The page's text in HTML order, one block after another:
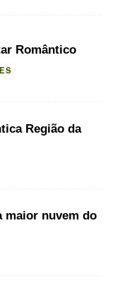
Romântico
Região da
maior nuvem do